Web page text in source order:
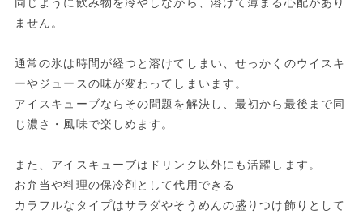
同じように飲み物を冷やしながら、溶けて薄まる心配があり
ません。
通常の氷は時間が経つと溶けてしまい、せっかくのウイスキ
ーやジュースの味が変わってしまいます。
アイスキューブならその問題を解決し、最初から最後まで同
じ濃さ・風味で楽しめます。
また、アイスキューブはドリンク以外にも活躍します。
お弁当や料理の保冷剤として代用できる
カラフルなタイプはサラダやそうめんの盛りつけ飾りとして